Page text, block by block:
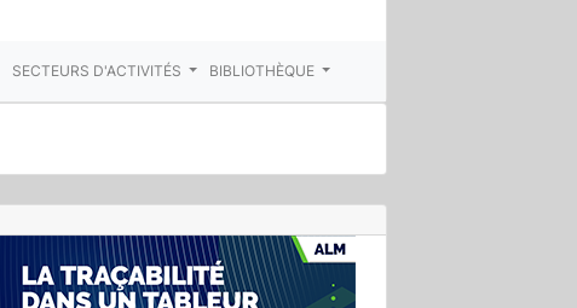
SECTEURS D'ACTIVITÉS BIBLIOTHÈQUE